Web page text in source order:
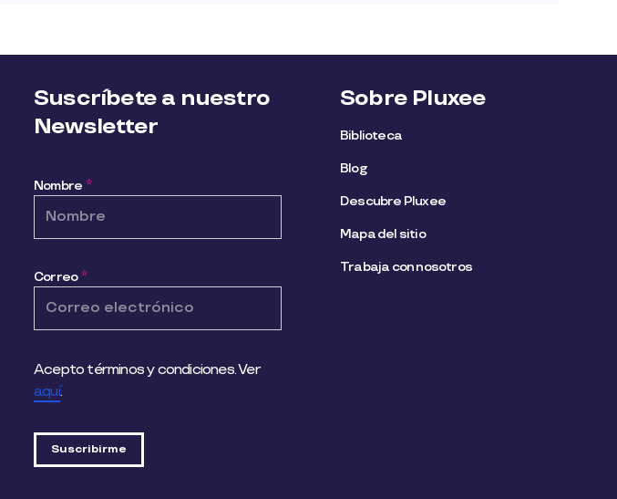
Suscríbete a nuestro
Newsletter
Nombre *
Correo *
Acepto términos y condiciones. Ver
aquí.
Sobre Pluxee
Biblioteca
Blog
Descubre Pluxee
Mapa del sitio
Trabaja con nosotros